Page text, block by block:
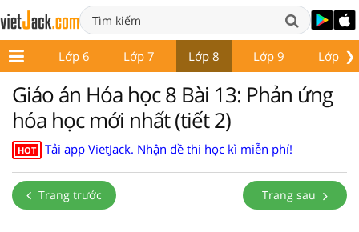
❯
5 Lớp 6 Lớp 7 Lớp 8 Lớp 9 Lớp 10
Giáo án Hóa học 8 Bài 13: Phản ứng
hóa học mới nhất (tiết 2)
HOT Tải app VietJack. Nhận đề thi học kì miễn phí!
Trang trước Trang sau